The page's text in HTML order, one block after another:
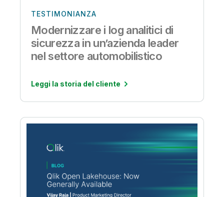
TESTIMONIANZA
Modernizzare i log analitici di
sicurezza in un’azienda leader
nel settore automobilistico
Leggi la storia del cliente